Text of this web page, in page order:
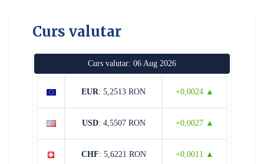
Curs valutar
Curs valutar: 06 Aug 2026
EUR: 5,2513 RON +0,0024 ▲
USD: 4,5507 RON +0,0027 ▲
CHF: 5,6221 RON +0,0011 ▲